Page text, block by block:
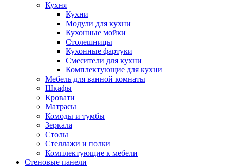
Кухня
Кухни
Модули для кухни
Кухонные мойки
Столешницы
Кухонные фартуки
Смесители для кухни
Комплектующие для кухни
Мебель для ванной комнаты
Шкафы
Кровати
Матрасы
Комоды и тумбы
Зеркала
Столы
Стеллажи и полки
Комплектующие к мебели
Стеновые панели